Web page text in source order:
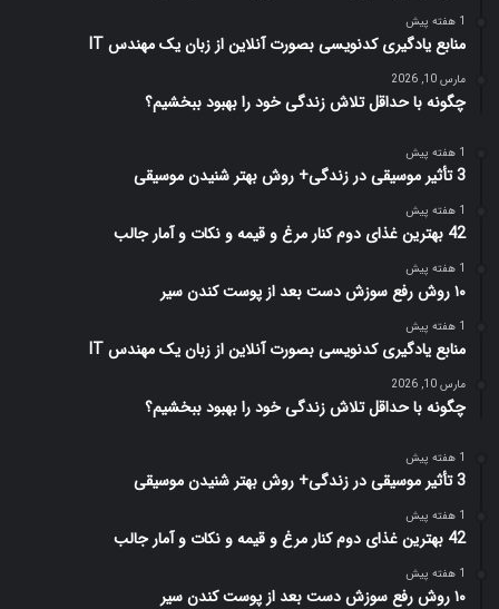
1 هفته پیش
منابع یادگیری کدنویسی بصورت آنلاین از زبان یک مهندس IT
مارس 10, 2026
چگونه با حداقل تلاش زندگی خود را بهبود ببخشیم؟
1 هفته پیش
3 تأثیر موسیقی در زندگی+ روش بهتر شنیدن موسیقی
1 هفته پیش
42 بهترین غذای دوم کنار مرغ و قیمه و نکات و آمار جالب
1 هفته پیش
۱۰ روش رفع سوزش دست بعد از پوست کندن سیر
1 هفته پیش
منابع یادگیری کدنویسی بصورت آنلاین از زبان یک مهندس IT
مارس 10, 2026
چگونه با حداقل تلاش زندگی خود را بهبود ببخشیم؟
1 هفته پیش
3 تأثیر موسیقی در زندگی+ روش بهتر شنیدن موسیقی
1 هفته پیش
42 بهترین غذای دوم کنار مرغ و قیمه و نکات و آمار جالب
1 هفته پیش
۱۰ روش رفع سوزش دست بعد از پوست کندن سیر